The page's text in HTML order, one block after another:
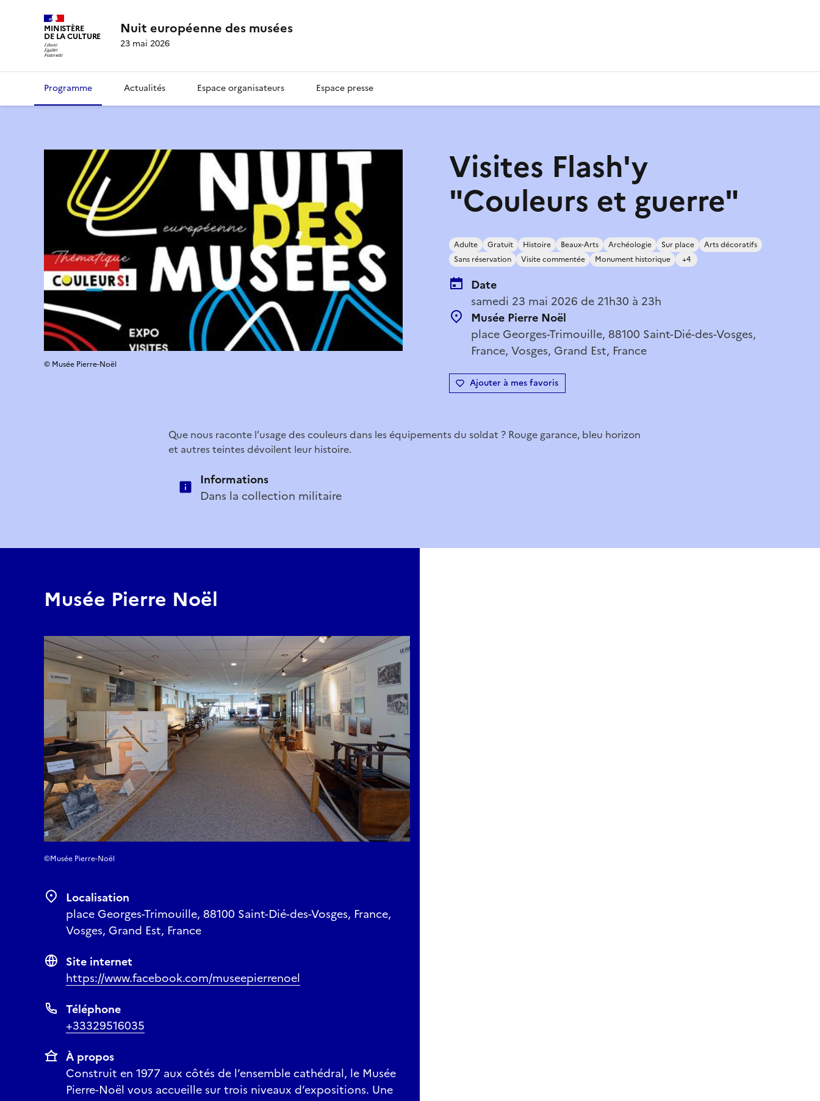
MINISTÈRE
DE LA CULTURE Nuit européenne des musées
23 mai 2026
Programme Actualités Espace organisateurs Espace presse
Visites Flash'y
"Couleurs et guerre"
Adulte Gratuit Histoire Beaux-Arts Archéologie Sur place
Arts décoratifs
Sans réservation
Visite commentée Monument historique +4
Date
samedi 23 mai 2026 de 21h30 à 23h
Musée Pierre Noël
place Georges-Trimouille, 88100 Saint-Dié-des-Vosges,
France, Vosges, Grand Est, France
Ajouter à mes favoris
© Musée Pierre-Noël
Que nous raconte l’usage des couleurs dans les équipements du soldat ? Rouge garance, bleu horizon
et autres teintes dévoilent leur histoire.
Informations
Dans la collection militaire
Musée Pierre Noël
©Musée Pierre-Noël
Localisation
place Georges-Trimouille, 88100 Saint-Dié-des-Vosges, France,
Vosges, Grand Est, France
Site internet
https://www.facebook.com/museepierrenoel
Téléphone
+33329516035
À propos
Construit en 1977 aux côtés de l’ensemble cathédral, le Musée
Pierre-Noël vous accueille sur trois niveaux d’expositions. Une